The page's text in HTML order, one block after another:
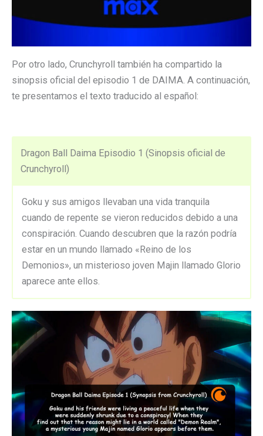
Por otro lado, Crunchyroll también ha compartido la
sinopsis oficial del episodio 1 de DAIMA. A continuación,
te presentamos el texto traducido al español:
Dragon Ball Daima Episodio 1 (Sinopsis oficial de
Crunchyroll)
Goku y sus amigos llevaban una vida tranquila
cuando de repente se vieron reducidos debido a una
conspiración. Cuando descubren que la razón podría
estar en un mundo llamado «Reino de los
Demonios», un misterioso joven Majin llamado Glorio
aparece ante ellos.